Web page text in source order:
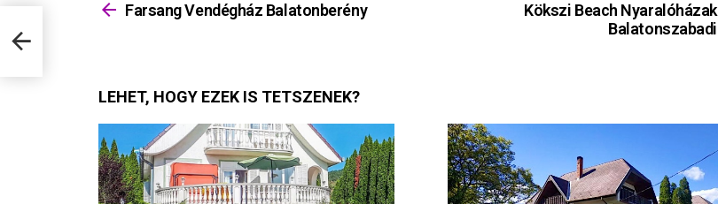
többetFarsang Vendégház Balatonberény
Kökszi Beach Nyaralóházak
Balatonszabadi
LEHET, HOGY EZEK IS TETSZENEK?